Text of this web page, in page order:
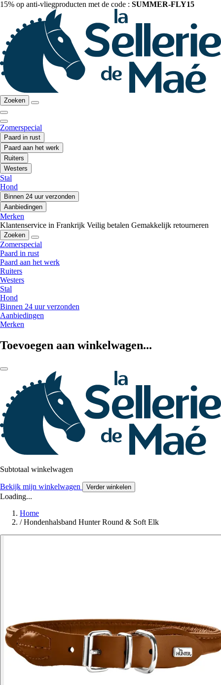
15% op anti-vliegproducten met de code : SUMMER-FLY15
Zoeken
Zomerspecial
Paard in rust
Paard aan het werk
Ruiters
Westers
Stal
Hond
Binnen 24 uur verzonden
Aanbiedingen
Merken
Klantenservice in Frankrijk Veilig betalen Gemakkelijk retourneren
Zoeken
Zomerspecial
Paard in rust
Paard aan het werk
Ruiters
Westers
Stal
Hond
Binnen 24 uur verzonden
Aanbiedingen
Merken
Toevoegen aan winkelwagen...
Subtotaal winkelwagen
Bekijk mijn winkelwagen Verder winkelen
Loading...
Home
/ Hondenhalsband Hunter Round & Soft Elk